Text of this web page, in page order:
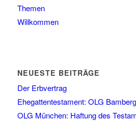
Themen
Willkommen
NEUESTE BEITRÄGE
Der Erbvertrag
Ehegattentestament: OLG
OLG München: Haftung des